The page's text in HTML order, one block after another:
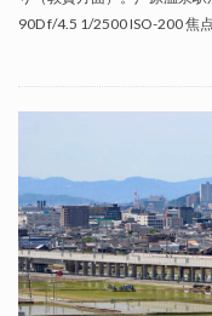
90D f/4.5 1/2500 ISO-200